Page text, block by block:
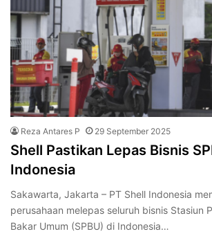
Reza Antares P 29 September 2025
Shell Pastikan Lepas Bisnis
Indonesia
Sakawarta, Jakarta – PT Shell Indonesia
perusahaan melepas seluruh bisnis Stasiun
Bakar Umum (SPBU) di Indonesia…